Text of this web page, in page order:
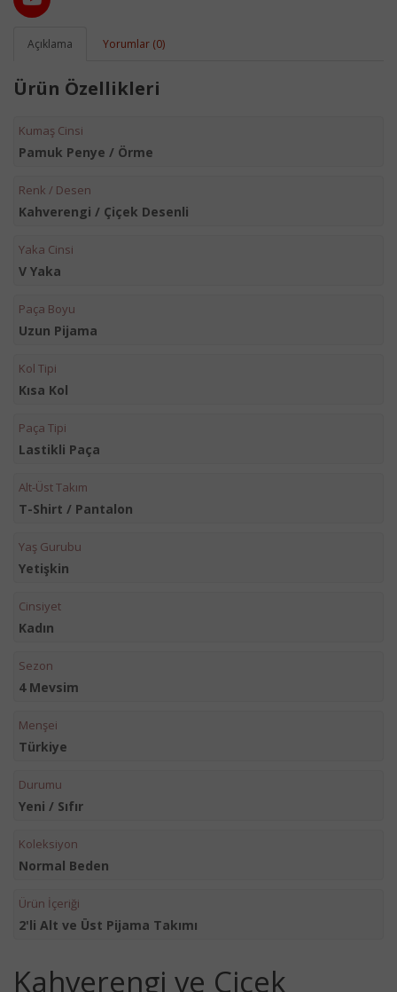
Açıklama Yorumlar (0)
Ürün Özellikleri
Kumaş Cinsi
Pamuk Penye / Örme
Renk / Desen
Kahverengi / Çiçek Desenli
Yaka Cinsi
V Yaka
Paça Boyu
Uzun Pijama
Kol Tipi
Kısa Kol
Paça Tipi
Lastikli Paça
Alt-Üst Takım
T-Shirt / Pantalon
Yaş Gurubu
Yetişkin
Cinsiyet
Kadın
Sezon
4 Mevsim
Menşei
Türkiye
Durumu
Yeni / Sıfır
Koleksiyon
Normal Beden
Ürün İçeriği
2'li Alt ve Üst Pijama Takımı
Kahverengi ve Çiçek